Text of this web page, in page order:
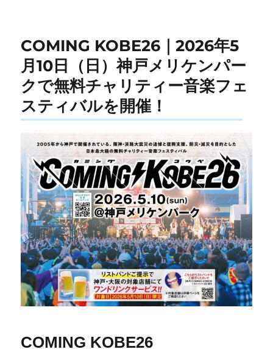
COMING KOBE26｜2026年5
月10日（日）神戸メリケンパー
クで無料チャリティー音楽フェ
スティバルを開催！
COMING KOBE26